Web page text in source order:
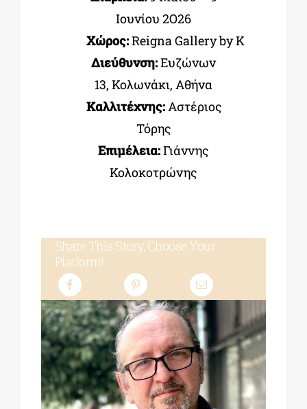
Ιουνίου 2Ο26
Χώρος:Reigna Gallery by K
Διεύθυνση:Ευζώνων
13, Κολωνάκι, Αθήνα
Καλλιτέχνης:Αστέριος
Τόρης
Επιμέλεια:Γιάννης
Κολοκοτρώνης
Share This Story, Choose Your
Platform!